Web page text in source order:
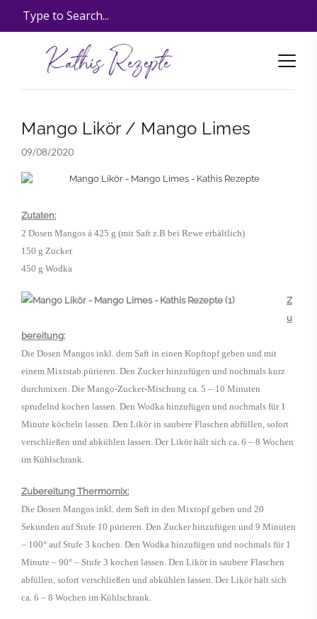
Mango Likör / Mango Limes
09/08/2020
Zutaten:
2 Dosen Mangos á 425 g (mit Saft z.B bei Rewe erhältlich)
150 g Zucker
450 g Wodka
Z
u
bereitung:
Die Dosen Mangos inkl. dem Saft in einen Kopftopf geben und mit
einem Mixtstab pürieren. Den Zucker hinzufügen und nochmals kurz
durchmixen. Die Mango-Zucker-Mischung ca. 5 – 10 Minuten
sprudelnd kochen lassen. Den Wodka hinzufügen und nochmals für 1
Minute köcheln lassen. Den Likör in saubere Flaschen abfüllen, sofort
verschließen und abkühlen lassen. Der Likör hält sich ca. 6 – 8 Wochen
im Kühlschrank.
Zubereitung Thermomix:
Die Dosen Mangos inkl. dem Saft in den Mixtopf geben und 20
Sekunden auf Stufe 10 pürieren. Den Zucker hinzufügen und 9 Minuten
– 100° auf Stufe 3 kochen. Den Wodka hinzufügen und nochmals für 1
Minute – 90° – Stufe 3 kochen lassen. Den Likör in saubere Flaschen
abfüllen, sofort verschließen und abkühlen lassen. Der Likör hält sich
ca. 6 – 8 Wochen im Kühlschrank.